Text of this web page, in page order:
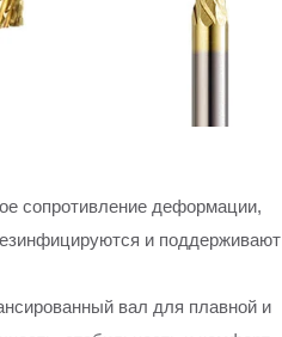
сопротивление деформации,
и поддерживают
вал для плавной и